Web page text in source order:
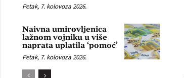
Petak, 7. kolovoza 2026.
Naivna umirovljenica
lažnom vojniku u više
naprata uplatila ‘pomoć’
Petak, 7. kolovoza 2026.